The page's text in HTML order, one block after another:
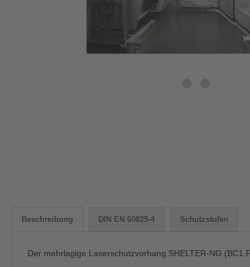
Beschreibung DIN EN 60825-4 Schutzstufen
Der mehrlagige Laserschutzvorhang SHELTER-NG